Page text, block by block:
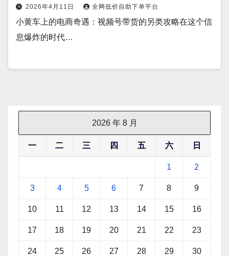
2026年4月11日 全网低价自助下单平台
小黄车上的电商奇遇：视频号带货的另类攻略在这个信
息爆炸的时代…
2026 年 8 月
一 二 三 四 五 六 日
1 2
3 4 5 6 7 8 9
10 11 12 13 14 15 16
17 18 19 20 21 22 23
24 25 26 27 28 29 30